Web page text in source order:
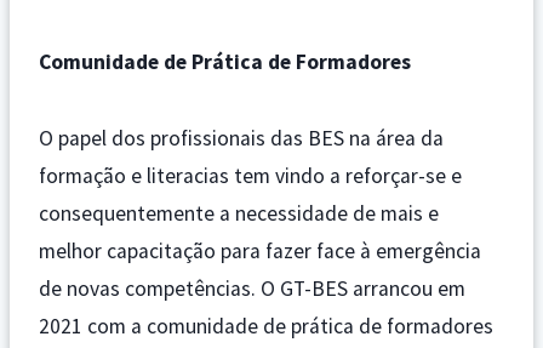
Comunidade de Prática de Formadores
O papel dos profissionais das BES na área da
formação e literacias tem vindo a reforçar-se e
consequentemente a necessidade de mais e
melhor capacitação para fazer face à emergência
de novas competências. O GT-BES arrancou em
2021 com a comunidade de prática de formadores